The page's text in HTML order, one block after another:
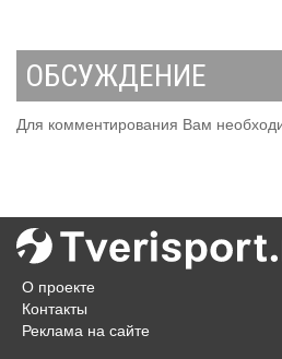
ОБСУЖДЕНИЕ
Для комментирования Вам
О проекте
Контакты
Реклама на сайте